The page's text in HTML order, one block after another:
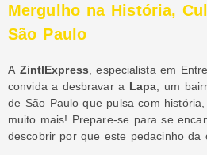
Mergulho na História,
São Paulo
A ZintlExpress , especialista em
convida a desbravar a Lapa , um
de São Paulo que pulsa com
muito mais! Prepare-se para se
descobrir por que este pedacinho da